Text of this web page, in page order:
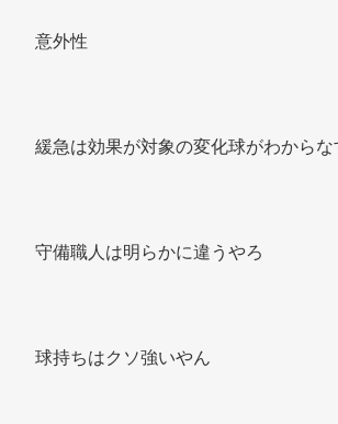
意外性
緩急は効果が対象の変化球がわから
守備職人は明らかに違うやろ
球持ちはクソ強いやん